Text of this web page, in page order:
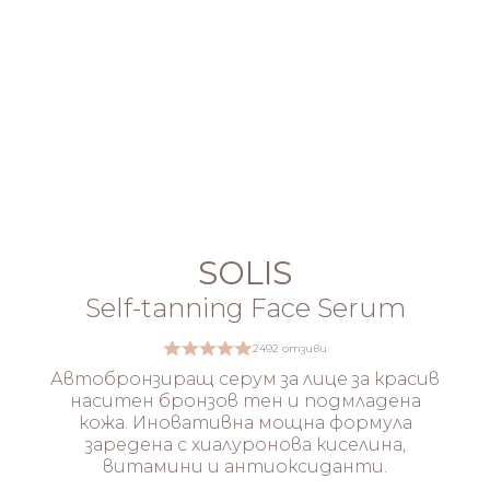
SOLIS
Self-tanning Face Serum
2492 отзиви
Автобронзиращ серум за лице за красив
наситен бронзов тен и подмладена
кожа. Иновативна мощна формула
заредена с хиалуронова киселина,
витамини и антиоксиданти.